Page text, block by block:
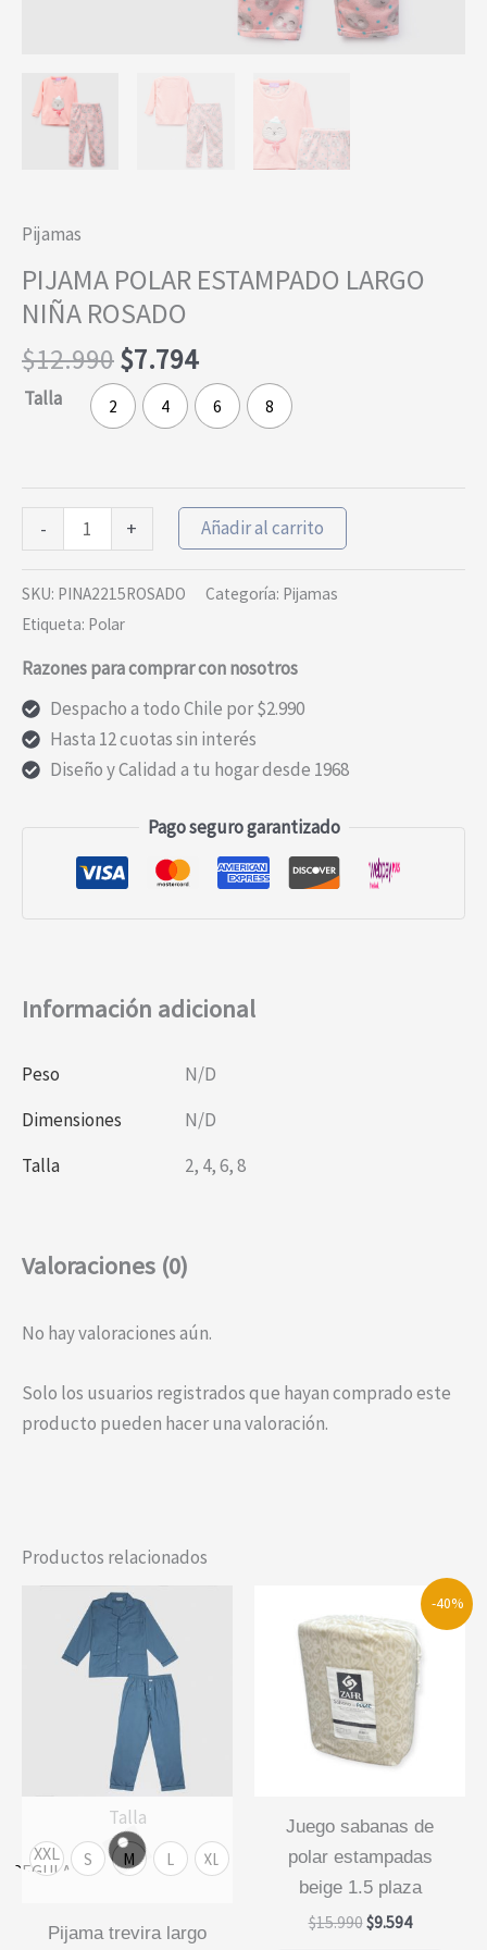
Pijamas
PIJAMA POLAR ESTAMPADO LARGO
NIÑA ROSADO
$12.990El
precio
original
$12.990.
$7.794El
precio
actual
$7.794.
Talla 2 4 6 8
-
POLAR
ESTAMPADO
LARGO
ROSADO
cantidad
+ Añadir al carrito
SKU: PINA2215ROSADO Categoría: Pijamas
Etiqueta: Polar
Razones para comprar con nosotros
Despacho a todo Chile por $2.990
Hasta 12 cuotas sin interés
Diseño y Calidad a tu hogar desde 1968
Pago seguro garantizado
Información adicional
Peso
N/D
Dimensiones
N/D
Talla
2, 4,6,8
Valoraciones (0)
No hay valoraciones aún.
Solo los usuarios registrados que hayan comprado este
producto pueden hacer una valoración.
Productos relacionados
Talla
XXL
REGULAR
S M L XL
pijama trevira largo
-40%
juego sabanas de
polar estampadas
beige 1.5 plaza
$15.990El
$9.594El